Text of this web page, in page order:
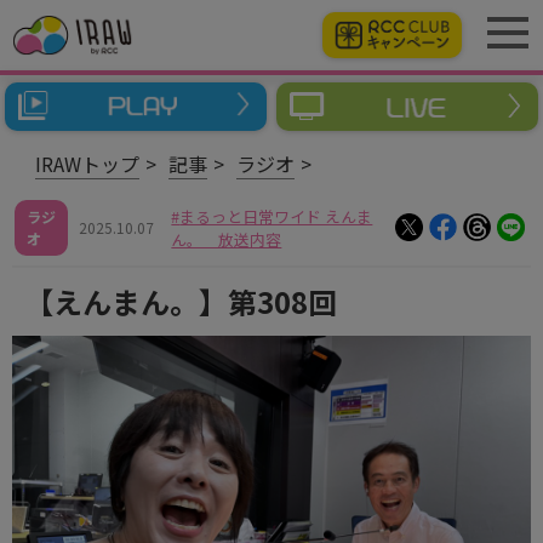
IRAWトップ 記事 ラジオ
ラジ
オ
2025.10.07
まるっと日常ワイド えんま
ん。 放送内容
【えんまん。】第308回